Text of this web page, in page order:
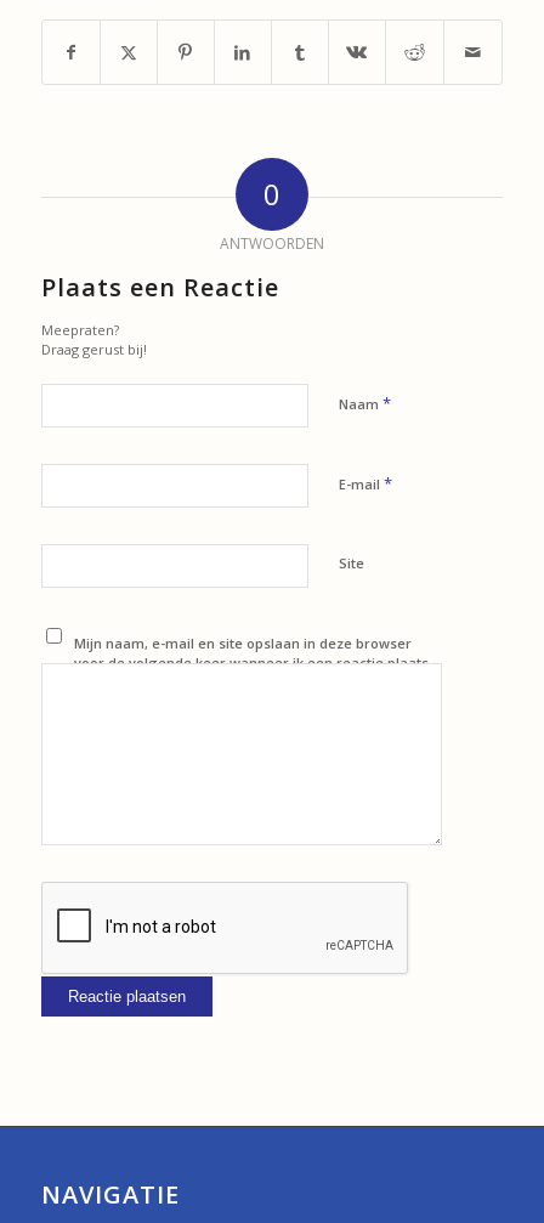
0
ANTWOORDEN
Plaats een Reactie
Meepraten?
Draag gerust bij!
Naam *
E-mail *
Site
Mijn naam, e-mail en site opslaan in deze browser
voor de volgende keer wanneer ik een reactie plaats.
NAVIGATIE